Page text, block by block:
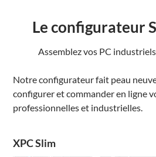
Le configurateur
Assemblez vos PC
Notre configurateur fait peau
configurer et commander en ligne
professionnelles et industrielles.
XPC Slim